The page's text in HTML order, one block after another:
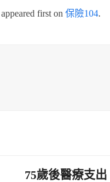
appeared first on 保險104.
75歲後醫療支出